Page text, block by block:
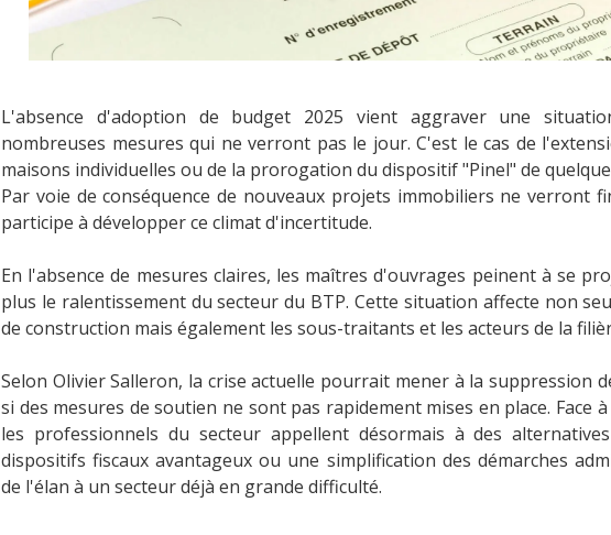
L'absence d'adoption de budget 2025 vient aggraver une
nombreuses mesures qui ne verront pas le jour. C'est le cas de
maisons individuelles ou de la prorogation du dispositif "Pinel" de
Par voie de conséquence de nouveaux projets immobiliers ne verront
participe à développer ce climat d'incertitude.
En l'absence de mesures claires, les maîtres d'ouvrages peinent à se
plus le ralentissement du secteur du BTP. Cette situation affecte non
de construction mais également les sous-traitants et les acteurs de la
Selon Olivier Salleron, la crise actuelle pourrait mener à la suppression
si des mesures de soutien ne sont pas rapidement mises en place. Face
les professionnels du secteur appellent désormais à des
dispositifs fiscaux avantageux ou une simplification des démarches
de l'élan à un secteur déjà en grande difficulté.